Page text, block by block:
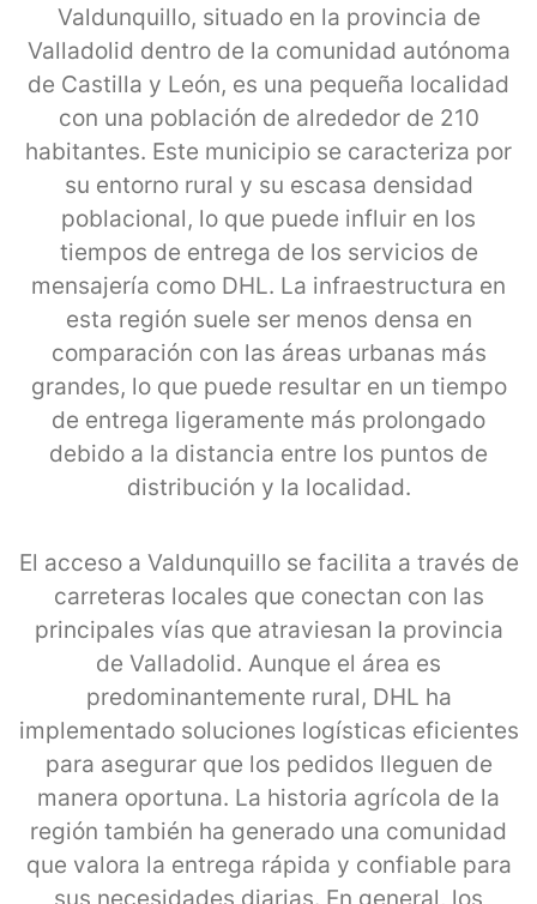
Valdunquillo, situado en la provincia de
Valladolid dentro de la comunidad autónoma
de Castilla y León, es una pequeña localidad
con una población de alrededor de 210
habitantes. Este municipio se caracteriza por
su entorno rural y su escasa densidad
poblacional, lo que puede influir en los
tiempos de entrega de los servicios de
mensajería como DHL. La infraestructura en
esta región suele ser menos densa en
comparación con las áreas urbanas más
grandes, lo que puede resultar en un tiempo
de entrega ligeramente más prolongado
debido a la distancia entre los puntos de
distribución y la localidad.
El acceso a Valdunquillo se facilita a través de
carreteras locales que conectan con las
principales vías que atraviesan la provincia
de Valladolid. Aunque el área es
predominantemente rural, DHL ha
implementado soluciones logísticas eficientes
para asegurar que los pedidos lleguen de
manera oportuna. La historia agrícola de la
región también ha generado una comunidad
que valora la entrega rápida y confiable para
sus necesidades diarias. En general, los